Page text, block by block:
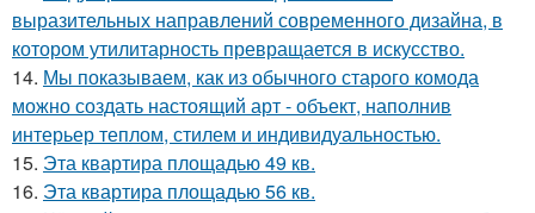
выразительных направлений современного дизайна, в
котором утилитарность превращается в искусство.
14. Мы показываем, как из обычного старого комода
можно создать настоящий арт - объект, наполнив
интерьер теплом, стилем и индивидуальностью.
15. Эта квартира площадью 49 кв.
16. Эта квартира площадью 56 кв.